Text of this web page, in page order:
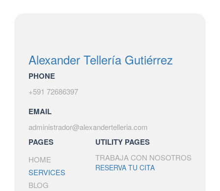
Alexander Tellería Gutiérrez
PHONE
+591 72686397
EMAIL
administrador@alexandertelleria.com
PAGES
HOME
SERVICES
BLOG
UTILITY PAGES
TRABAJA CON NOSOTROS
RESERVA TU CITA